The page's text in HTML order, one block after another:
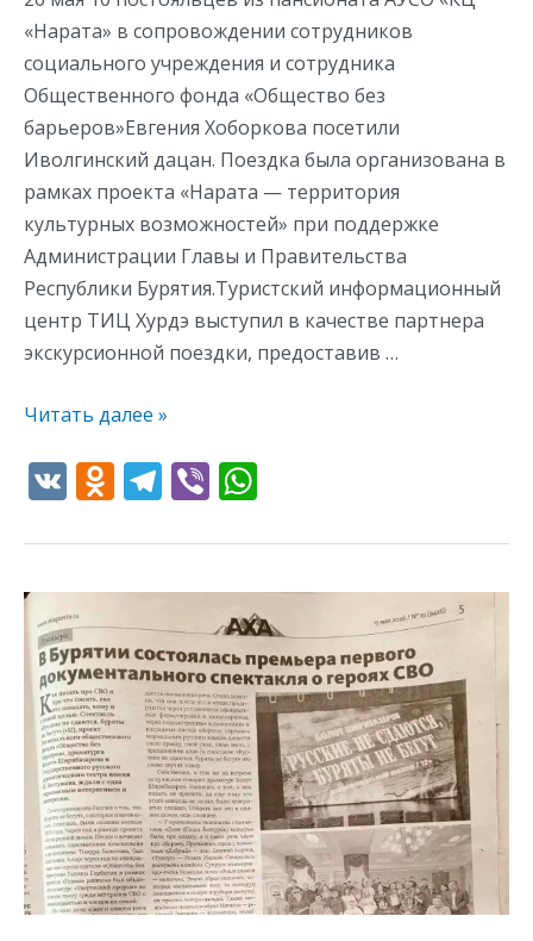
«Нарата» в сопровождении сотрудников
социального учреждения и сотрудника
Общественного фонда «Общество без
барьеров»Евгения Хоборкова посетили
Иволгинский дацан. Поездка была организована в
рамках проекта «Нарата — территория
культурных возможностей» при поддержке
Администрации Главы и Правительства
Республики Бурятия.Туристский информационный
центр ТИЦ Хурдэ выступил в качестве партнера
экскурсионной поездки, предоставив …
Читать далее »
V O
n
o
kl
as
s
ni
ki
T
e
gr
a
m
Vi
er at
s
A
p
p